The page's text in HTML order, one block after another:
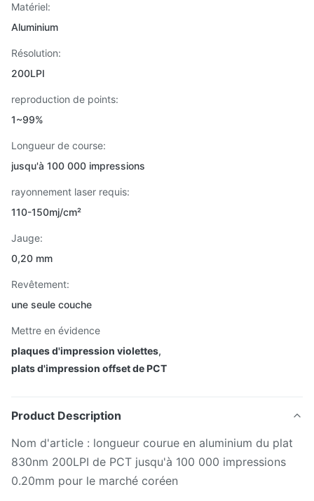
Matériel:
Aluminium
Résolution:
200LPI
reproduction de points:
1~99%
Longueur de course:
jusqu'à 100 000 impressions
rayonnement laser requis:
110-150mj/cm²
Jauge:
0,20 mm
Revêtement:
une seule couche
Mettre en évidence
plaques d'impression violettes,
plats d'impression offset de PCT
Product Description
Nom d'article : longueur courue en aluminium du plat
830nm 200LPI de PCT jusqu'à 100 000 impressions
0.20mm pour le marché coréen